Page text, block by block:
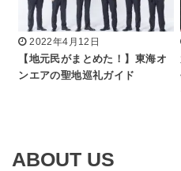
2022年4月12日
【地元民がまとめた！】東海オ
ンエアの聖地巡礼ガイド
ABOUT US